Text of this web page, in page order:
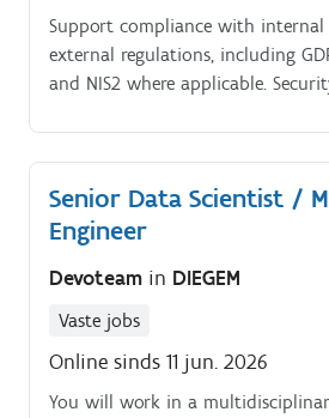
Support compliance with internal
external regulations, including
and NIS2 where applicable.
Senior Data Scientist /
Engineer
Devoteam in DIEGEM
Vaste jobs
Online sinds 11 jun. 2026
You will work in a